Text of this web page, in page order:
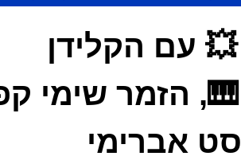
עם הקלידן
🎹, הזמר שימי
אברימי